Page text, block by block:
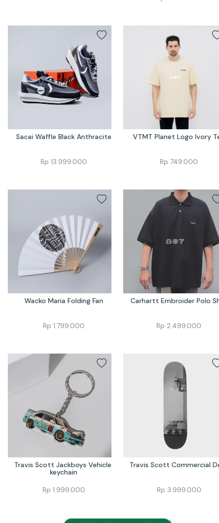
Sacai Waffle Black Anthracite
Rp 13.999.000
VTMT Planet Logo Ivory
Rp 749.000
Wacko Maria Folding Fan
Rp 1.799.000
Carhartt Embroider Polo
Rp 2.499.000
Travis Scott Jackboys Vehicle
keychain
Rp 1.999.000
Travis Scott Commercial
Rp 3.999.000